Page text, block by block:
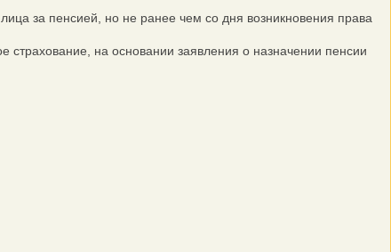
за пенсией, но не ранее чем со дня возникновения права
на основании заявления о назначении пенсии